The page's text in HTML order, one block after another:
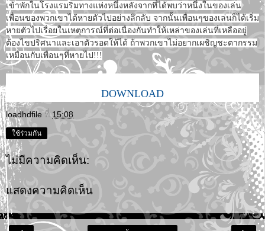
เข้าพักในโรงแรมริมทางแห่งหนึ่งหลังจากที่ได้พบว่าหนึ่งในของเล่น
เพื่อนของพวกเขาได้หายตัวไปอย่างลึกลับ จากนั้นเพื่อนๆของเล่นก็ได้เริ่ม
หายตัวไปเรื่อยในเหตุการณ์ที่ต่อเนื่องกันทำให้เหล่าของเล่นที่เหลืออยู่
ต้องไขปริศนาและเอาตัวรอดให้ได้ ถ้าพวกเขาไม่อยากเผชิญชะตากรรม
เหมือนกับเพื่อนๆที่หายไป!!!
DOWNLOAD
loadhdfile ที่ 15:08
ใช้ร่วมกัน
ไม่มีความคิดเห็น:
แสดงความคิดเห็น